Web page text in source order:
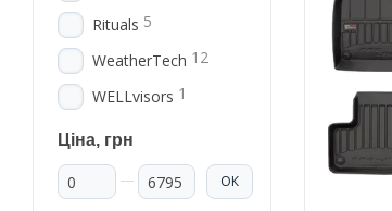
Rituals 5
WeatherTech 12
WELLvisors 1
Ціна, грн
Від Ціна, грн
До Ціна, грн ОК